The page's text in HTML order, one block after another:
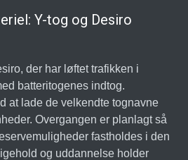
Y-tog og Desiro
der har løftet trafikken i
batteritogenes indtog.
at lade de velkendte tognavne
Overgangen er planlagt så
fastholdes i den
og uddannelse holder